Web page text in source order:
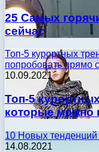
25 Самых
сейчас
Топ-5 курортных
попробовать прямо
10.09.2021
Топ-5
которые можно
10 Новых тенденций
14.08.2021